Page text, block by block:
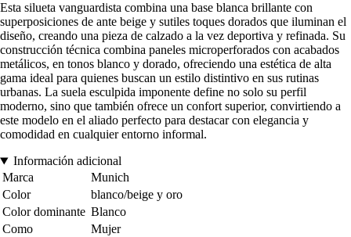
Esta silueta vanguardista combina una base blanca brillante con
superposiciones de ante beige y sutiles toques dorados que iluminan el
diseño, creando una pieza de calzado a la vez deportiva y refinada. Su
construcción técnica combina paneles microperforados con acabados
metálicos, en tonos blanco y dorado, ofreciendo una estética de alta
gama ideal para quienes buscan un estilo distintivo en sus rutinas
urbanas. La suela esculpida imponente define no solo su perfil
moderno, sino que también ofrece un confort superior, convirtiendo a
este modelo en el aliado perfecto para destacar con elegancia y
comodidad en cualquier entorno informal.
Información adicional
Marca
Munich
Color
blanco/beige y oro
Color dominante Blanco
Como
Mujer